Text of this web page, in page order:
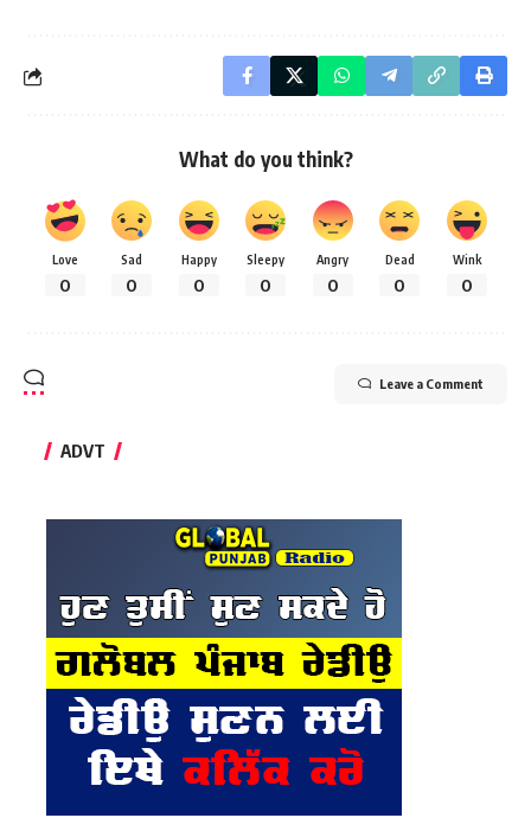
What do you think?
Love
0
Sad
0
Happy
0
Sleepy
0
Angry
0
Dead
0
Wink
0
Leave a Comment
ADVT